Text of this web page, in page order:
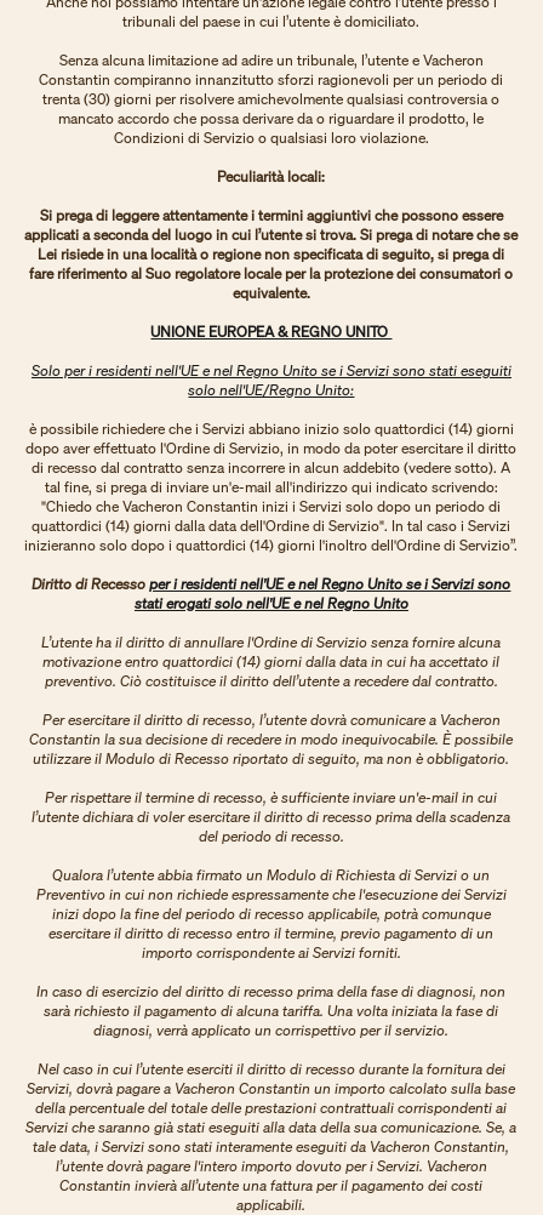
tribunali del paese in cui l’utente è domiciliato.
Senza alcuna limitazione ad adire un tribunale, l’utente e Vacheron
Constantin compiranno innanzitutto sforzi ragionevoli per un periodo di
trenta (30) giorni per risolvere amichevolmente qualsiasi controversia o
mancato accordo che possa derivare da o riguardare il prodotto, le
Condizioni di Servizio o qualsiasi loro violazione.
Peculiarità locali:
Si prega di leggere attentamente i termini aggiuntivi che possono essere
applicati a seconda del luogo in cui l’utente si trova. Si prega di notare che se
Lei risiede in una località o regione non specificata di seguito, si prega di
fare riferimento al Suo regolatore locale per la protezione dei consumatori o
equivalente.
UNIONE EUROPEA & REGNO UNITO
Solo per i residenti nell'UE e nel Regno Unito se i Servizi sono stati eseguiti
solo nell'UE/Regno Unito:
è possibile richiedere che i Servizi abbiano inizio solo quattordici (14) giorni
dopo aver effettuato l'Ordine di Servizio, in modo da poter esercitare il diritto
di recesso dal contratto senza incorrere in alcun addebito (vedere sotto). A
tal fine, si prega di inviare un'e-mail all'indirizzo qui indicato scrivendo:
"Chiedo che Vacheron Constantin inizi i Servizi solo dopo un periodo di
quattordici (14) giorni dalla data dell'Ordine di Servizio". In tal caso i Servizi
inizieranno solo dopo i quattordici (14) giorni l'inoltro dell'Ordine di Servizio”.
Diritto di Recessoper i residenti nell'UE e nel Regno Unito se i Servizi sono
stati erogati solo nell'UE e nel Regno Unito
L’utente ha il diritto di annullare l'Ordine di Servizio senza fornire alcuna
motivazione entro quattordici (14) giorni dalla data in cui ha accettato il
preventivo. Ciò costituisce il diritto dell’utente a recedere dal contratto.
Per esercitare il diritto di recesso, l’utente dovrà comunicare a Vacheron
Constantin la sua decisione di recedere in modo inequivocabile. È possibile
utilizzare il Modulo di Recesso riportato di seguito, ma non è obbligatorio.
Per rispettare il termine di recesso, è sufficiente inviare un'e-mail in cui
l’utente dichiara di voler esercitare il diritto di recesso prima della scadenza
del periodo di recesso.
Qualora l’utente abbia firmato un Modulo di Richiesta di Servizi o un
Preventivo in cui non richiede espressamente che l'esecuzione dei Servizi
inizi dopo la fine del periodo di recesso applicabile, potrà comunque
esercitare il diritto di recesso entro il termine, previo pagamento di un
importo corrispondente ai Servizi forniti.
In caso di esercizio del diritto di recesso prima della fase di diagnosi, non
sarà richiesto il pagamento di alcuna tariffa. Una volta iniziata la fase di
diagnosi, verrà applicato un corrispettivo per il servizio.
Nel caso in cui l’utente eserciti il diritto di recesso durante la fornitura dei
Servizi, dovrà pagare a Vacheron Constantin un importo calcolato sulla base
della percentuale del totale delle prestazioni contrattuali corrispondenti ai
Servizi che saranno già stati eseguiti alla data della sua comunicazione. Se, a
tale data, i Servizi sono stati interamente eseguiti da Vacheron Constantin,
l’utente dovrà pagare l'intero importo dovuto per i Servizi. Vacheron
Constantin invierà all’utente una fattura per il pagamento dei costi
applicabili.